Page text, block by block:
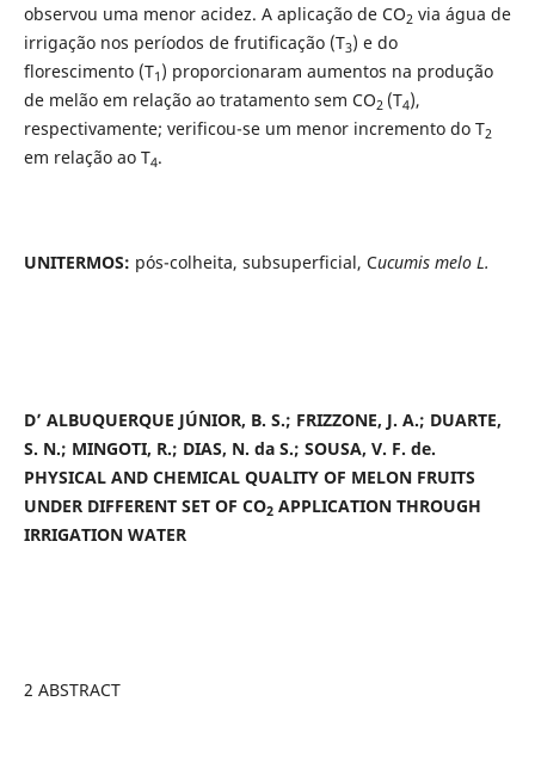
observou uma menor acidez. A aplicação de CO2 via água de
irrigação nos períodos de frutificação (T3) e do
florescimento (T1 ) proporcionaram aumentos na produção
de melão em relação ao tratamento sem CO2 (T4),
respectivamente; verificou-se um menor incremento do T2
em relação ao T4.
UNITERMOS: pós-colheita, subsuperficial, Cucumis melo L.
D’ ALBUQUERQUE JÚNIOR, B. S.; FRIZZONE, J. A.; DUARTE,
S. N.; MINGOTI, R.; DIAS, N. da S.; SOUSA, V. F. de.
PHYSICAL AND CHEMICAL QUALITY OF MELON FRUITS
UNDER DIFFERENT SET OF CO2APPLICATION THROUGH
IRRIGATION WATER
2 ABSTRACT